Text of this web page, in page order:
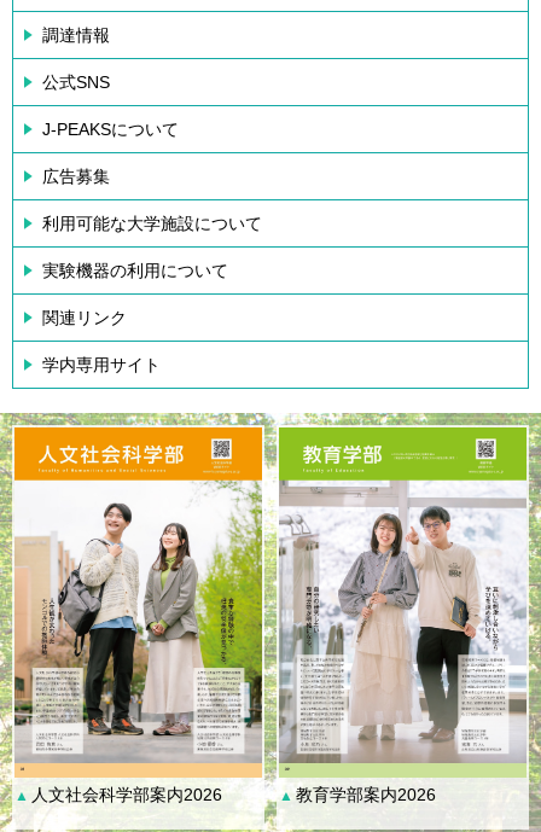
調達情報
公式SNS
J-PEAKSについて
広告募集
利用可能な大学施設について
実験機器の利用について
関連リンク
学内専用サイト
▲ 人文社会科学部案内2026 ▲ 教育学部案内2026